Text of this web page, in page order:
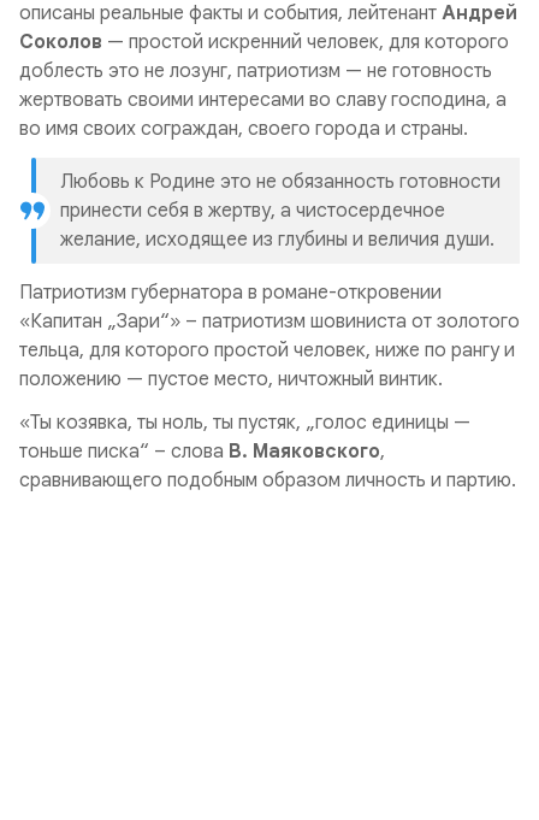
описаны реальные факты и события, лейтенант Андрей
Соколов — простой искренний человек, для которого
доблесть это не лозунг, патриотизм — не готовность
жертвовать своими интересами во славу господина, а
во имя своих сограждан, своего города и страны.
Любовь к Родине это не обязанность готовности
принести себя в жертву, а чистосердечное
желание, исходящее из глубины и величия души.
Патриотизм губернатора в романе-откровении
«Капитан „Зари“» – патриотизм шовиниста от золотого
тельца, для которого простой человек, ниже по рангу и
положению — пустое место, ничтожный винтик.
«Ты козявка, ты ноль, ты пустяк, „голос единицы —
тоньше писка“ – слова В. Маяковского,
сравнивающего подобным образом личность и партию.